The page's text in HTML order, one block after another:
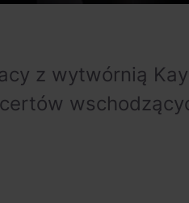
z wytwórnią